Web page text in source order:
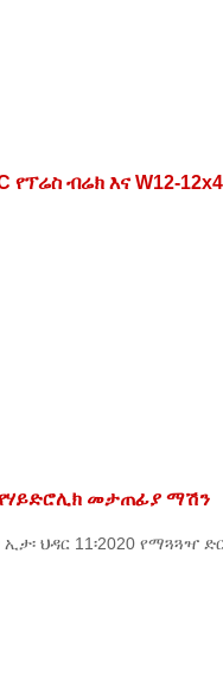
የፕሬስ ብሬክ እና W12-
የሃይድሮሊክ መታጠፊያ ማሽን
ኢታ፡ ህዳር 11፡2020 የማጓጓዣ